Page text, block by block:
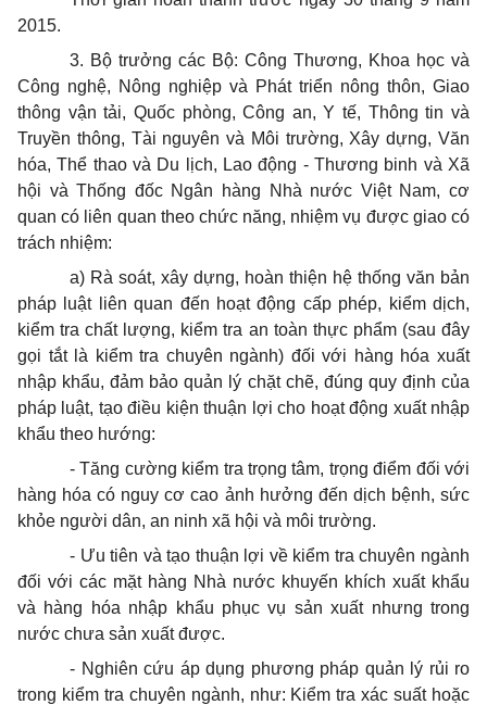
2015.
3. Bộ trưởng các Bộ: Công Thương, Khoa học và
Công nghệ, Nông nghiệp và Phát triển nông thôn, Giao
thông vận tải, Quốc phòng, Công an, Y tế, Thông tin và
Truyền thông, Tài nguyên và Môi trường, Xây dựng, Văn
hóa, Thể thao và Du lịch, Lao động - Thương binh và Xã
hội và Thống đốc Ngân hàng Nhà nước Việt Nam, cơ
quan có liên quan theo chức năng, nhiệm vụ được giao có
trách nhiệm:
a) Rà soát, xây dựng, hoàn thiện hệ thống văn bản
pháp luật liên quan đến hoạt động cấp phép, kiểm dịch,
kiểm tra chất lượng, kiểm tra an toàn thực phẩm (sau đây
gọi tắt là kiểm tra chuyên ngành) đối với hàng hóa xuất
nhập khẩu, đảm bảo quản lý chặt chẽ, đúng quy định của
pháp luật, tạo điều kiện thuận lợi cho hoạt động xuất nhập
khẩu theo hướng:
- Tăng cường kiểm tra trọng tâm, trọng điểm đối với
hàng hóa có nguy cơ cao ảnh hưởng đến dịch bệnh, sức
khỏe người dân, an ninh xã hội và môi trường.
- Ưu tiên và tạo thuận lợi về kiểm tra chuyên ngành
đối với các mặt hàng Nhà nước khuyến khích xuất khẩu
và hàng hóa nhập khẩu phục vụ sản xuất nhưng trong
nước chưa sản xuất được.
- Nghiên cứu áp dụng phương pháp quản lý rủi ro
trong kiểm tra chuyên ngành, như: Kiểm tra xác suất hoặc